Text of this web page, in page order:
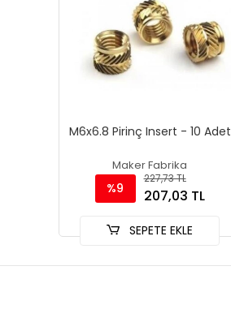
M6x6.8 Pirinç Insert - 10 Adet
Maker Fabrika
%9
227,73 TL
207,03 TL
SEPETE EKLE